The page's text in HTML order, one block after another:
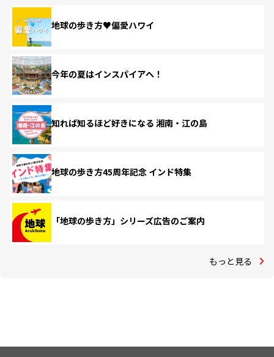
地球の歩き方♥偏愛ハワイ
今年の夏はインスパイアへ！
知れば知るほど好きになる 湘南・江の島
地球の歩き方45周年記念 インド特集
「地球の歩き方」シリーズ広告のご案内
もっと見る